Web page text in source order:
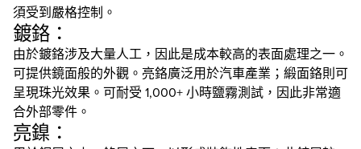
須受到嚴格控制。
鍍鉻：
由於鍍鉻涉及大量人工，因此是成本較高的表面處理之一。
可提供鏡面般的外觀。亮鉻廣泛用於汽車產業；緞面鉻則可
呈現珠光效果。可耐受 1,000+ 小時鹽霧測試，因此非常適
合外部零件。
亮鎳：